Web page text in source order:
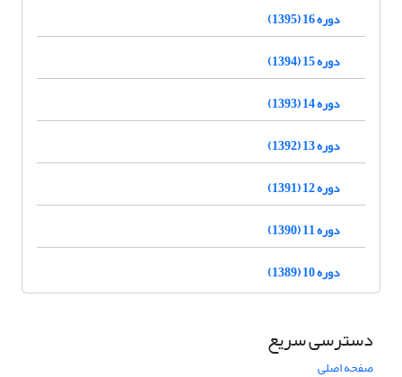
دوره 16 (1395)
دوره 15 (1394)
دوره 14 (1393)
دوره 13 (1392)
دوره 12 (1391)
دوره 11 (1390)
دوره 10 (1389)
دسترسی سریع
صفحه اصلی